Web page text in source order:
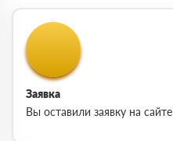
Заявка
Вы оставили заявку на сайте